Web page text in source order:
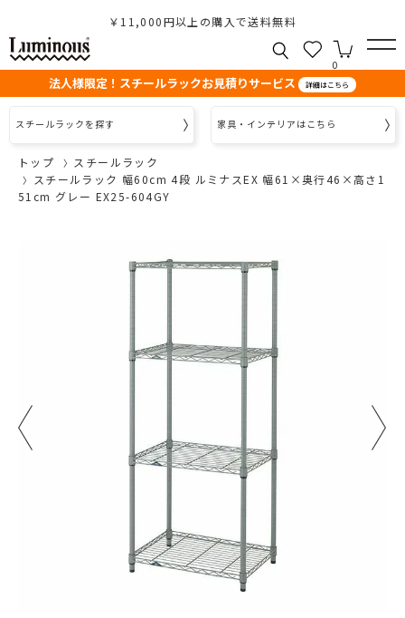
￥11,000円以上の購入で送料無料
0
法人様限定！スチールラックお見積りサービス 詳細はこちら
スチールラックを探す 家具・インテリアはこちら
トップ
スチールラック
スチールラック 幅60cm 4段 ルミナスEX 幅61×奥行46×高さ1
51cm グレー EX25-604GY